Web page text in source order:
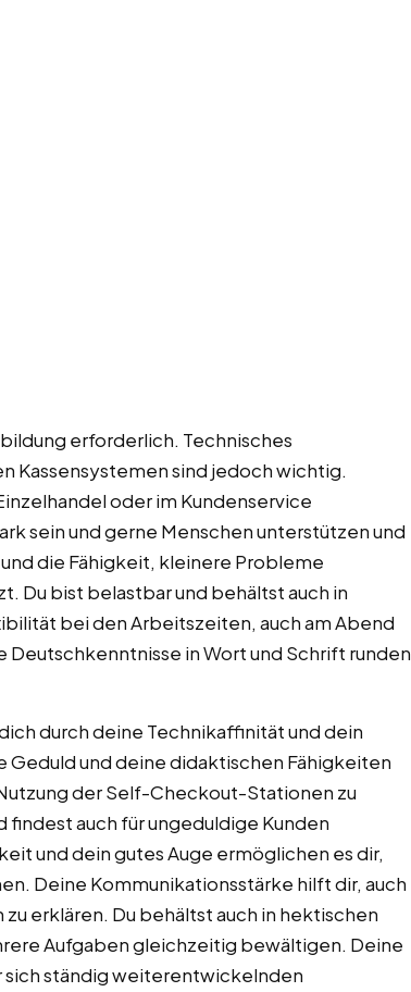
erforderlich. Technisches
Kassensystemen sind jedoch wichtig.
oder im Kundenservice
sein und gerne Menschen unterstützen und
die Fähigkeit, kleinere Probleme
Du bist belastbar und behältst auch in
bei den Arbeitszeiten, auch am Abend
in Wort und Schrift runden
durch deine Technikaffinität und dein
Geduld und deine didaktischen Fähigkeiten
der Self-Checkout-Stationen zu
auch für ungeduldige Kunden
und dein gutes Auge ermöglichen es dir,
Deine Kommunikationsstärke hilft dir, auch
erklären. Du behältst auch in hektischen
Aufgaben gleichzeitig bewältigen. Deine
ständig weiterentwickelnden